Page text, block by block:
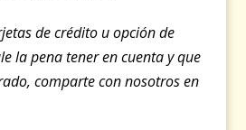
de crédito u opción de
la pena tener en cuenta y que
comparte con nosotros en